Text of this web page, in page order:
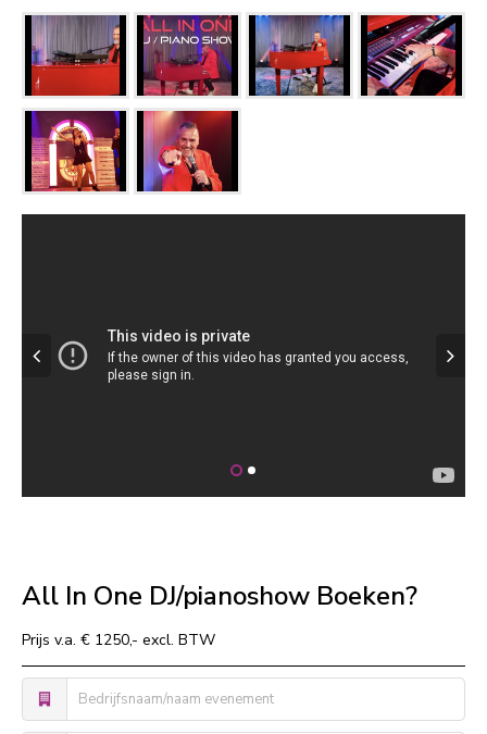
All In One DJ/pianoshow Boeken?
Prijs v.a. € 1250,- excl. BTW